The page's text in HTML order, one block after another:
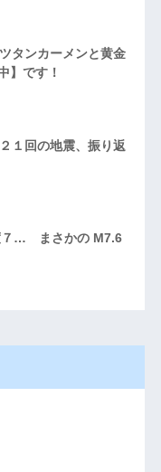
タンカーメンと黄金
】です！
１回の地震、振り返
７… まさかの M7.6